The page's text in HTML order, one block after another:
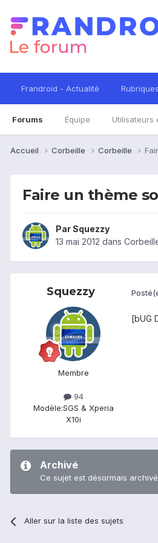
Frandroid - Actualité
Forums Équipe Utilisateurs
Accueil Corbeille Corbeille
Faire un thème
ParSquezzy
13 mai 2012 dans
Squezzy
Membre
94
Modèle:SGS & Xperia
X10i
[bUG
Archivé
Ce sujet est désormais
Aller sur la liste des sujets